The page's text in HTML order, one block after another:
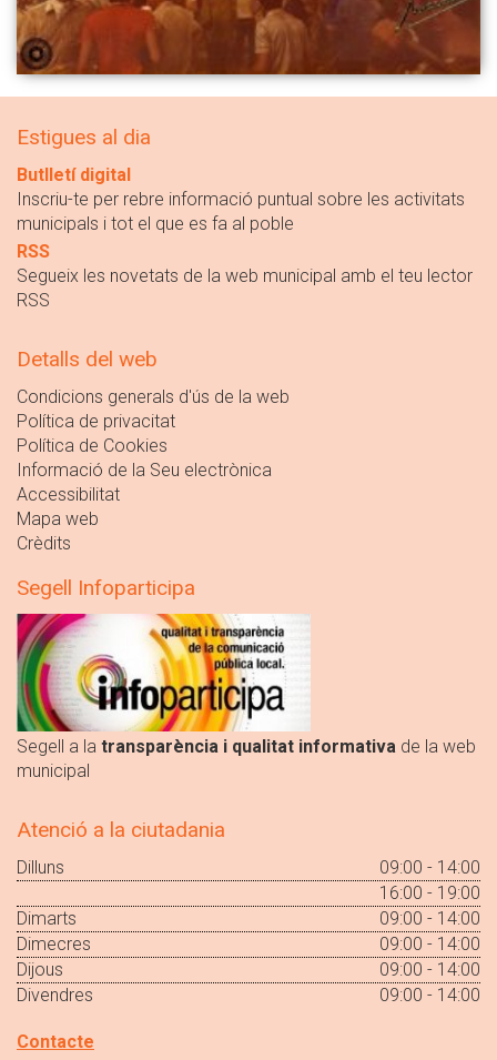
Estigues al dia
Butlletí digital
Inscriu-te per rebre informació puntual sobre les activitats
municipals i tot el que es fa al poble
RSS
Segueix les novetats de la web municipal amb el teu lector
RSS
Detalls del web
Condicions generals d'ús de la web
Política de privacitat
Política de Cookies
Informació de la Seu electrònica
Accessibilitat
Mapa web
Crèdits
Segell Infoparticipa
Segell a la transparència i qualitat informativa de la web
municipal
Atenció a la ciutadania
Dilluns
09:00 - 14:00
16:00 - 19:00
Dimarts
09:00 - 14:00
Dimecres
09:00 - 14:00
Dijous
09:00 - 14:00
Divendres
09:00 - 14:00
Contacte